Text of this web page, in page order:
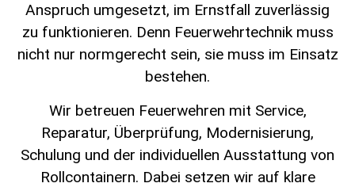
Anspruch umgesetzt, im Ernstfall zuverlässig
zu funktionieren. Denn Feuerwehrtechnik muss
nicht nur normgerecht sein, sie muss im Einsatz
bestehen.
Wir betreuen Feuerwehren mit Service,
Reparatur, Überprüfung, Modernisierung,
Schulung und der individuellen Ausstattung von
Rollcontainern. Dabei setzen wir auf klare